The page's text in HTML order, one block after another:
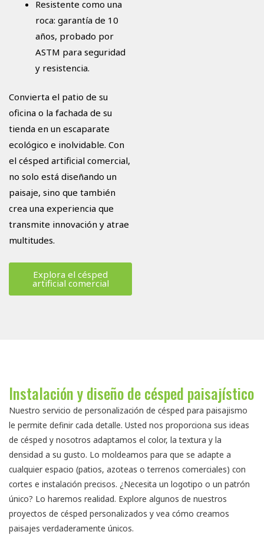
Resistente como una
roca: garantía de 10
años, probado por
ASTM para seguridad
y resistencia.
Convierta el patio de su
oficina o la fachada de su
tienda en un escaparate
ecológico e inolvidable. Con
el césped artificial comercial,
no solo está diseñando un
paisaje, sino que también
crea una experiencia que
transmite innovación y atrae
multitudes.
Explora el césped
artificial comercial
Instalación y diseño de césped paisajístico
Nuestro servicio de personalización de césped para paisajismo
le permite definir cada detalle. Usted nos proporciona sus ideas
de césped y nosotros adaptamos el color, la textura y la
densidad a su gusto. Lo moldeamos para que se adapte a
cualquier espacio (patios, azoteas o terrenos comerciales) con
cortes e instalación precisos. ¿Necesita un logotipo o un patrón
único? Lo haremos realidad. Explore algunos de nuestros
proyectos de césped personalizados y vea cómo creamos
paisajes verdaderamente únicos.